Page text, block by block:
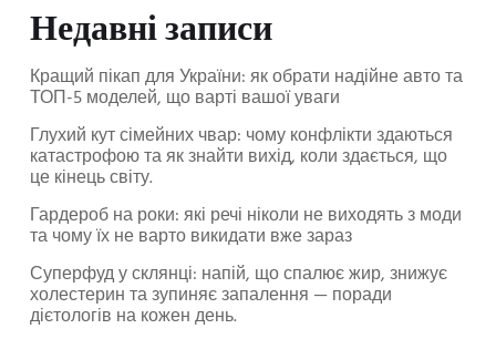
Недавні записи
Кращий пікап для України: як обрати надійне авто та
ТОП-5 моделей, що варті вашої уваги
Глухий кут сімейних чвар: чому конфлікти здаються
катастрофою та як знайти вихід, коли здається, що
це кінець світу.
Гардероб на роки: які речі ніколи не виходять з моди
та чому їх не варто викидати вже зараз
Суперфуд у склянці: напій, що спалює жир, знижує
холестерин та зупиняє запалення — поради
дієтологів на кожен день.